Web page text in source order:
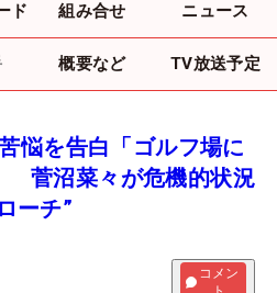
ド 組み合せ ニュース
概要など TV放送予定
悩を告白「ゴルフ場に
菅沼菜々が危機的状況
ーチ”
コメン